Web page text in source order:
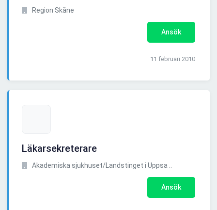
Region Skåne
Ansök
11 februari 2010
Läkarsekreterare
Akademiska sjukhuset/Landstinget i Uppsa ..
Ansök